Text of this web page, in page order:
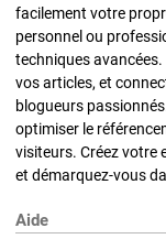
facilement votre
personnel ou
techniques
vos articles, et
blogueurs
optimiser le
visiteurs. Créez votre
et démarquez-vous
Aide